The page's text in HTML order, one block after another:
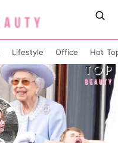
Lifestyle Office Hot